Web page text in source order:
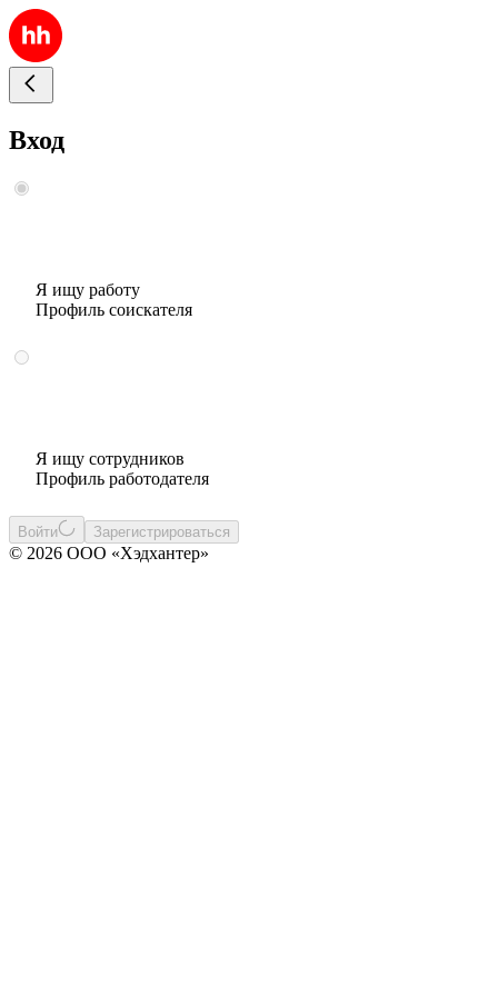
Вход
Я ищу работу
Профиль соискателя
Я ищу сотрудников
Профиль работодателя
Войти Зарегистрироваться
© 2026 ООО «Хэдхантер»